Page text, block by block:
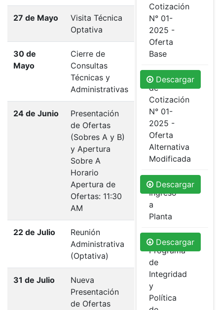
27 de Mayo
Visita Técnica
Optativa
30 de
Mayo
Cierre de
Consultas
Técnicas y
Administrativas
24 de Junio
Presentación
de Ofertas
(Sobres A y B)
y Apertura
Sobre A
Horario
Apertura de
Ofertas: 11:30
AM
22 de Julio
Reunión
Administrativa
(Optativa)
31 de Julio
Nueva
Presentación
de Ofertas
Cotización
N° 01-
2025 -
Oferta
Base
Planilla
de
Cotización
N° 01-
2025 -
Oferta
Alternativa
Modificada
Descargar
Requisitos
Ingreso
a
Planta
Descargar
DDJJ
Programa
de
Integridad
y
Política
Descargar